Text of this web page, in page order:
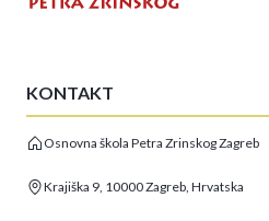
KONTAKT
Osnovna škola Petra Zrinskog Zagreb
Krajiška 9, 10000 Zagreb, Hrvatska